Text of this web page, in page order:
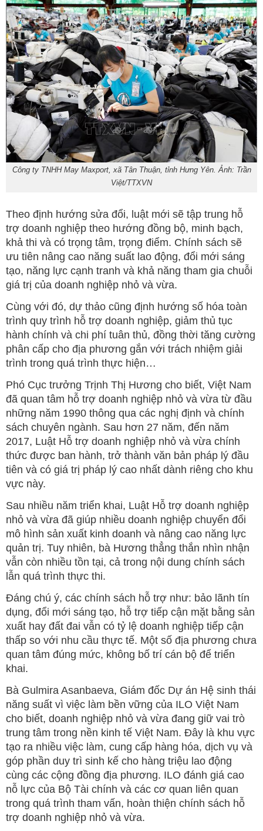
Công ty TNHH May Maxport, xã Tân Thuận, tỉnh Hưng Yên. Ảnh: Trần
Việt/TTXVN
Theo định hướng sửa đổi, luật mới sẽ tập trung hỗ
trợ doanh nghiệp theo hướng đồng bộ, minh bạch,
khả thi và có trọng tâm, trọng điểm. Chính sách sẽ
ưu tiên nâng cao năng suất lao động, đổi mới sáng
tạo, năng lực cạnh tranh và khả năng tham gia chuỗi
giá trị của doanh nghiệp nhỏ và vừa.
Cùng với đó, dự thảo cũng định hướng số hóa toàn
trình quy trình hỗ trợ doanh nghiệp, giảm thủ tục
hành chính và chi phí tuân thủ, đồng thời tăng cường
phân cấp cho địa phương gắn với trách nhiệm giải
trình trong quá trình thực hiện…
Phó Cục trưởng Trịnh Thị Hương cho biết, Việt Nam
đã quan tâm hỗ trợ doanh nghiệp nhỏ và vừa từ đầu
những năm 1990 thông qua các nghị định và chính
sách chuyên ngành. Sau hơn 27 năm, đến năm
2017, Luật Hỗ trợ doanh nghiệp nhỏ và vừa chính
thức được ban hành, trở thành văn bản pháp lý đầu
tiên và có giá trị pháp lý cao nhất dành riêng cho khu
vực này.
Sau nhiều năm triển khai, Luật Hỗ trợ doanh nghiệp
nhỏ và vừa đã giúp nhiều doanh nghiệp chuyển đổi
mô hình sản xuất kinh doanh và nâng cao năng lực
quản trị. Tuy nhiên, bà Hương thẳng thắn nhìn nhận
vẫn còn nhiều tồn tại, cả trong nội dung chính sách
lẫn quá trình thực thi.
Đáng chú ý, các chính sách hỗ trợ như: bảo lãnh tín
dụng, đổi mới sáng tạo, hỗ trợ tiếp cận mặt bằng sản
xuất hay đất đai vẫn có tỷ lệ doanh nghiệp tiếp cận
thấp so với nhu cầu thực tế. Một số địa phương chưa
quan tâm đúng mức, không bố trí cán bộ để triển
khai.
Bà Gulmira Asanbaeva, Giám đốc Dự án Hệ sinh thái
năng suất vì việc làm bền vững của ILO Việt Nam
cho biết, doanh nghiệp nhỏ và vừa đang giữ vai trò
trung tâm trong nền kinh tế Việt Nam. Đây là khu vực
tạo ra nhiều việc làm, cung cấp hàng hóa, dịch vụ và
góp phần duy trì sinh kế cho hàng triệu lao động
cùng các cộng đồng địa phương. ILO đánh giá cao
nỗ lực của Bộ Tài chính và các cơ quan liên quan
trong quá trình tham vấn, hoàn thiện chính sách hỗ
trợ doanh nghiệp nhỏ và vừa.